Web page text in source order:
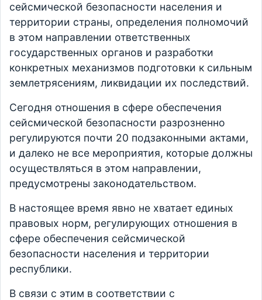
сейсмической безопасности населения и
территории страны, определения полномочий
в этом направлении ответственных
государственных органов и разработки
конкретных механизмов подготовки к сильным
землетрясениям, ликвидации их последствий.
Сегодня отношения в сфере обеспечения
сейсмической безопасности разрозненно
регулируются почти 20 подзаконными актами,
и далеко не все мероприятия, которые должны
осуществляться в этом направлении,
предусмотрены законодательством.
В настоящее время явно не хватает единых
правовых норм, регулирующих отношения в
сфере обеспечения сейсмической
безопасности населения и территории
республики.
В связи с этим в соответствии с